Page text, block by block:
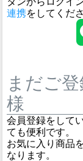
連携をしてくだ
まだご
様
会員登録をして
ても便利です。
お気に入り商品
なります。